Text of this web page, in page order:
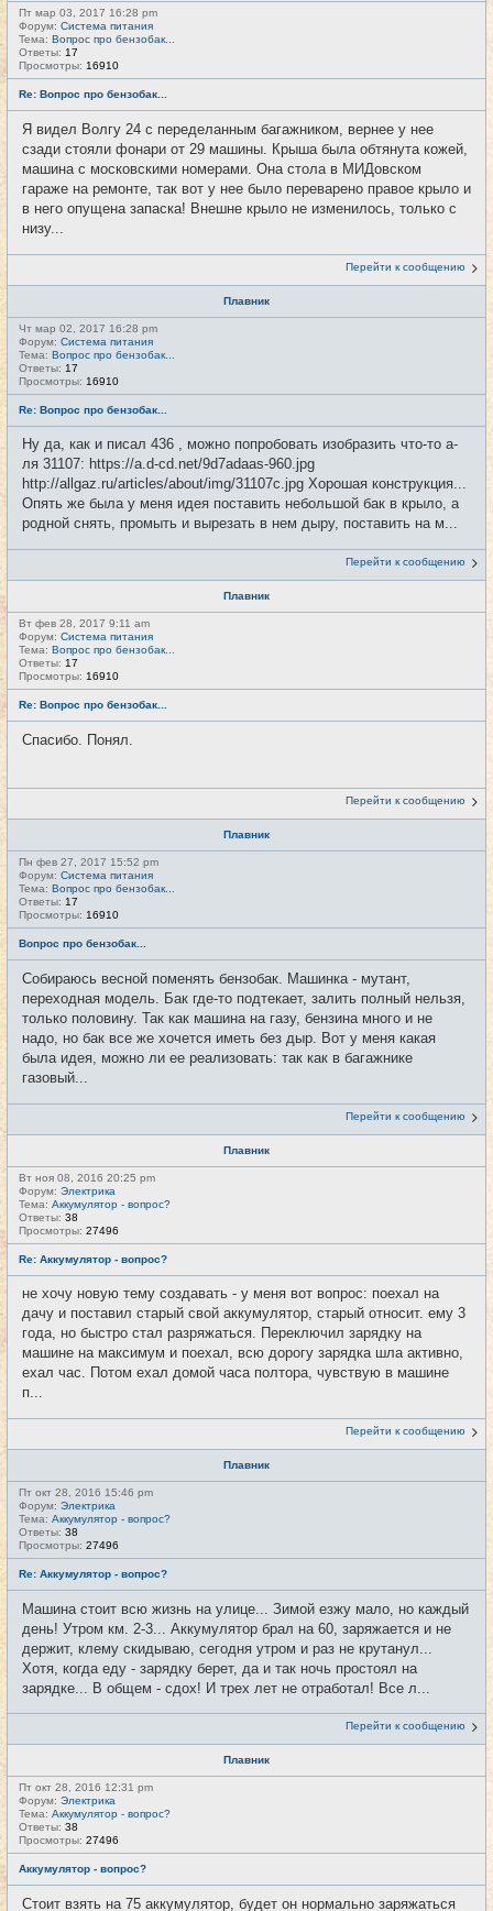
Пт мар 03, 2017 16:28 pm
Форум: Система питания
Тема: Вопрос про бензобак...
Ответы: 17
Просмотры: 16910
Re: Вопрос про бензобак...
Я видел Волгу 24 с переделанным багажником, вернее у нее
сзади стояли фонари от 29 машины. Крыша была обтянута кожей,
машина с московскими номерами. Она стола в МИДовском
гараже на ремонте, так вот у нее было переварено правое крыло и
в него опущена запаска! Внешне крыло не изменилось, только с
низу...
Перейти к сообщению
Плавник
Чт мар 02, 2017 16:28 pm
Форум: Система питания
Тема: Вопрос про бензобак...
Ответы: 17
Просмотры: 16910
Re: Вопрос про бензобак...
Ну да, как и писал 436 , можно попробовать изобразить что-то а-
ля 31107: https://a.d-cd.net/9d7adaas-960.jpg
http://allgaz.ru/articles/about/img/31107c.jpg Хорошая конструкция...
Опять же была у меня идея поставить небольшой бак в крыло, а
родной снять, промыть и вырезать в нем дыру, поставить на м...
Перейти к сообщению
Плавник
Вт фев 28, 2017 9:11 am
Форум: Система питания
Тема: Вопрос про бензобак...
Ответы: 17
Просмотры: 16910
Re: Вопрос про бензобак...
Спасибо. Понял.
Перейти к сообщению
Плавник
Пн фев 27, 2017 15:52 pm
Форум: Система питания
Тема: Вопрос про бензобак...
Ответы: 17
Просмотры: 16910
Вопрос про бензобак...
Собираюсь весной поменять бензобак. Машинка - мутант,
переходная модель. Бак где-то подтекает, залить полный нельзя,
только половину. Так как машина на газу, бензина много и не
надо, но бак все же хочется иметь без дыр. Вот у меня какая
была идея, можно ли ее реализовать: так как в багажнике
газовый...
Перейти к сообщению
Плавник
Вт ноя 08, 2016 20:25 pm
Форум: Электрика
Тема: Аккумулятор - вопрос?
Ответы: 38
Просмотры: 27496
Re: Аккумулятор - вопрос?
не хочу новую тему создавать - у меня вот вопрос: поехал на
дачу и поставил старый свой аккумулятор, старый относит. ему 3
года, но быстро стал разряжаться. Переключил зарядку на
машине на максимум и поехал, всю дорогу зарядка шла активно,
ехал час. Потом ехал домой часа полтора, чувствую в машине
п...
Перейти к сообщению
Плавник
Пт окт 28, 2016 15:46 pm
Форум: Электрика
Тема: Аккумулятор - вопрос?
Ответы: 38
Просмотры: 27496
Re: Аккумулятор - вопрос?
Машина стоит всю жизнь на улице... Зимой езжу мало, но каждый
день! Утром км. 2-3... Аккумулятор брал на 60, заряжается и не
держит, клему скидываю, сегодня утром и раз не крутанул...
Хотя, когда еду - зарядку берет, да и так ночь простоял на
зарядке... В общем - сдох! И трех лет не отработал! Все л...
Перейти к сообщению
Плавник
Пт окт 28, 2016 12:31 pm
Форум: Электрика
Тема: Аккумулятор - вопрос?
Ответы: 38
Просмотры: 27496
Аккумулятор - вопрос?
Стоит взять на 75 аккумулятор, будет он нормально заряжаться